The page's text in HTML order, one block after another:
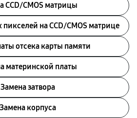
CCD/CMOS матрицы
на CCD/CMOS матрице
отсека карты памяти
материнской платы
Замена затвора
Замена корпуса